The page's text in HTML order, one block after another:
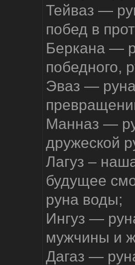
Тейваз —
побед в
Беркана —
победного,
Эваз —
Манназ —
дружеской
Лагуз –
будущее
руна воды;
Ингуз —
мужчины и
Дагаз —